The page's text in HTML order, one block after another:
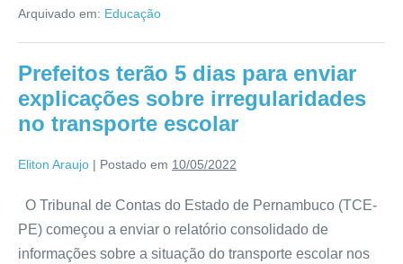
Arquivado em: Educação
Prefeitos terão 5 dias para enviar
explicações sobre irregularidades
no transporte escolar
Eliton Araujo | Postado em 10/05/2022
O Tribunal de Contas do Estado de Pernambuco (TCE-
PE) começou a enviar o relatório consolidado de
informações sobre a situação do transporte escolar nos